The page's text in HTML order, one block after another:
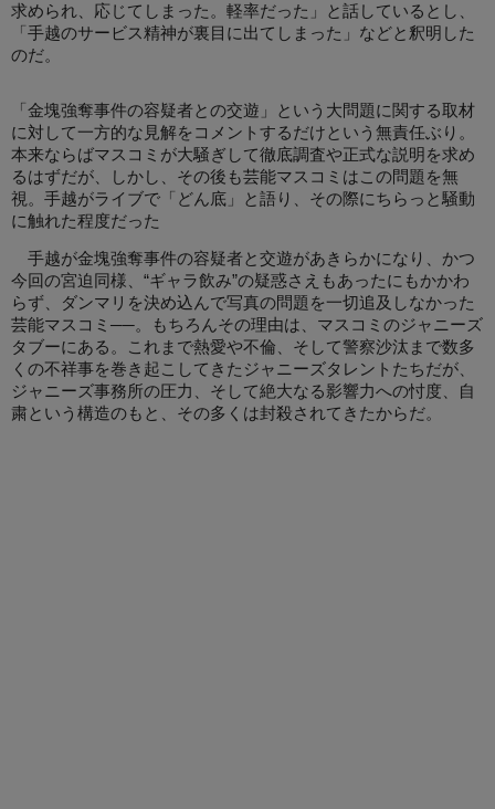
求められ、応じてしまった。軽率だった」と話しているとし、
「手越のサービス精神が裏目に出てしまった」などと釈明した
のだ。
「金塊強奪事件の容疑者との交遊」という大問題に関する取材
に対して一方的な見解をコメントするだけという無責任ぶり。
本来ならばマスコミが大騒ぎして徹底調査や正式な説明を求め
るはずだが、しかし、その後も芸能マスコミはこの問題を無
視。手越がライブで「どん底」と語り、その際にちらっと騒動
に触れた程度だった
手越が金塊強奪事件の容疑者と交遊があきらかになり、かつ
今回の宮迫同様、“ギャラ飲み”の疑惑さえもあったにもかかわ
らず、ダンマリを決め込んで写真の問題を一切追及しなかった
芸能マスコミ──。もちろんその理由は、マスコミのジャニーズ
タブーにある。これまで熱愛や不倫、そして警察沙汰まで数多
くの不祥事を巻き起こしてきたジャニーズタレントたちだが、
ジャニーズ事務所の圧力、そして絶大なる影響力への忖度、自
粛という構造のもと、その多くは封殺されてきたからだ。